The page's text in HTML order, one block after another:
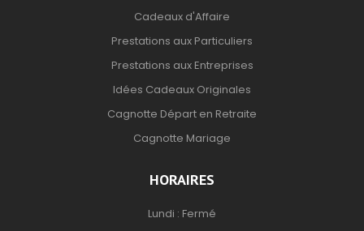
Cadeaux d'Affaire
Prestations aux Particuliers
Prestations aux Entreprises
Idées Cadeaux Originales
Cagnotte Départ en Retraite
Cagnotte Mariage
HORAIRES
Lundi : Fermé